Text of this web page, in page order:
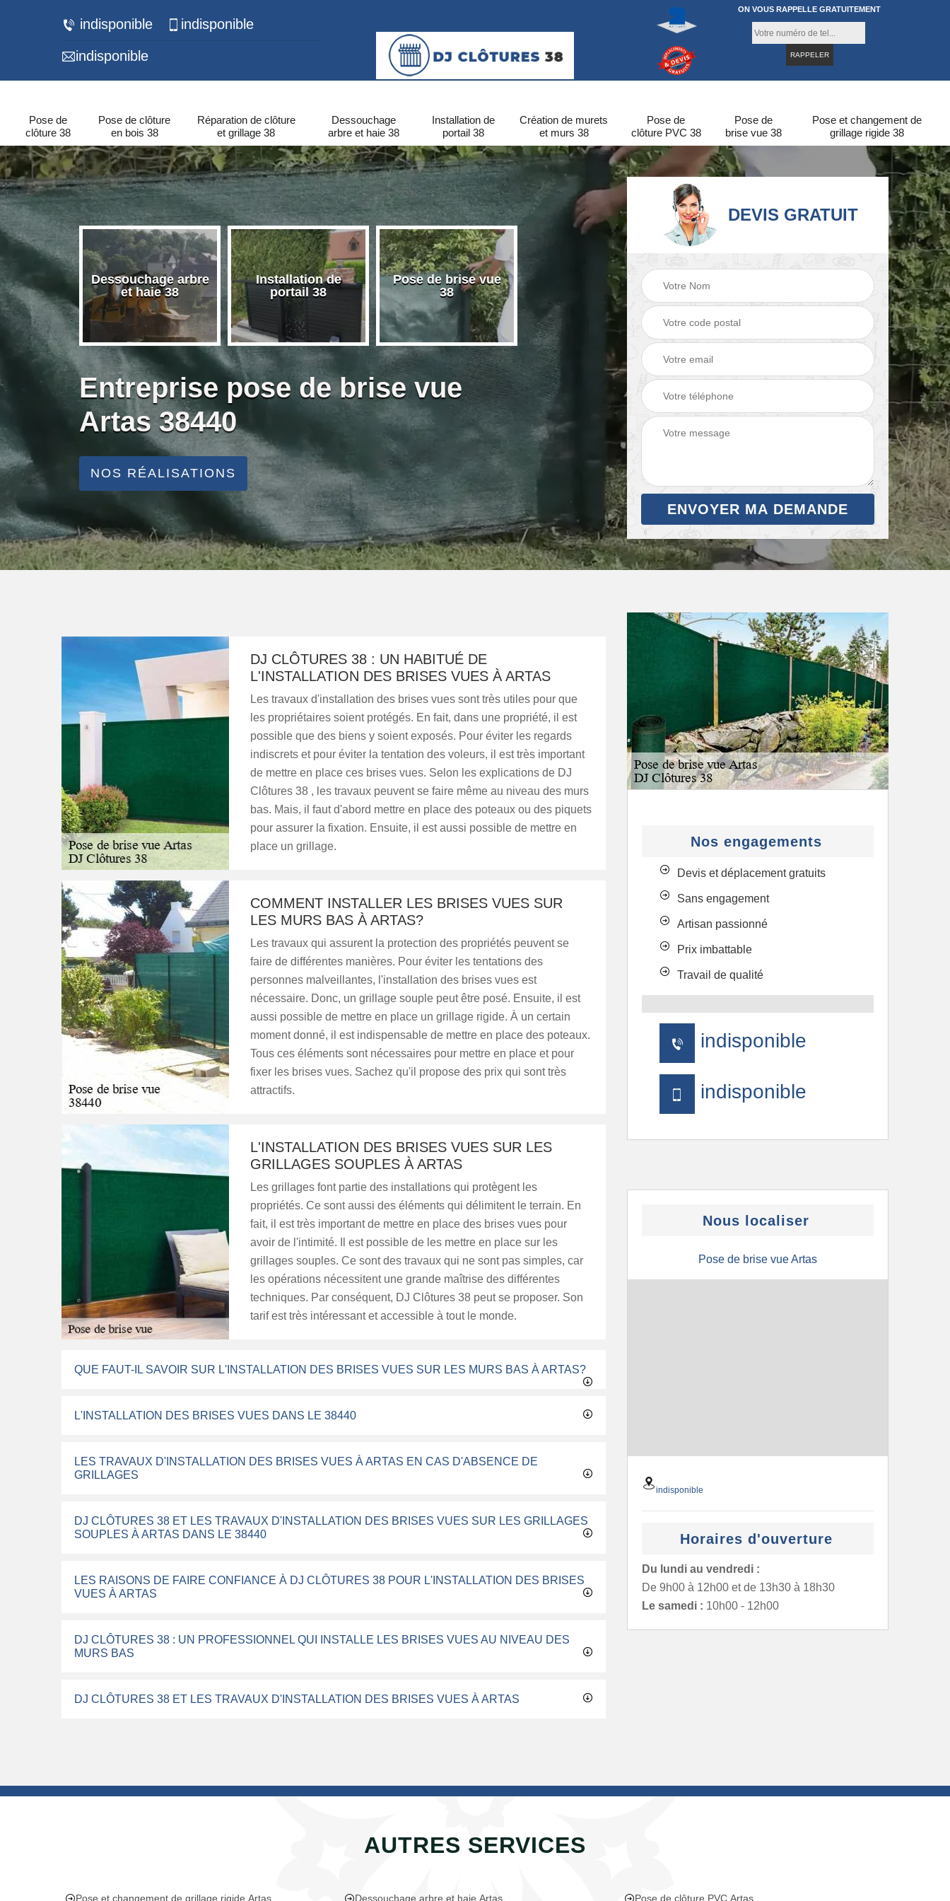
indisponible indisponible
indisponible
ON VOUS RAPPELLE GRATUITEMENT
Pose de
clôture 38
Pose de clôture
en bois 38
Réparation de clôture
et grillage 38
Dessouchage
arbre et haie 38
Installation de
portail 38
Création de murets
et murs 38
Pose de
clôture PVC 38
Pose de
brise vue 38
Pose et changement de
grillage rigide 38
murets
38
Dessouchage arbre
et haie 38
Installation de
portail 38
Pose de brise vue
38
Pose de clôture
PVC 38
Pose de clôture 38
Pose de clôture en
bois 38
Entreprise pose de brise vue
Artas 38440
NOS RÉALISATIONS
DEVIS GRATUIT
DJ CLÔTURES 38 : UN HABITUÉ DE
L'INSTALLATION DES BRISES VUES À ARTAS
Les travaux d'installation des brises vues sont très utiles pour que
les propriétaires soient protégés. En fait, dans une propriété, il est
possible que des biens y soient exposés. Pour éviter les regards
indiscrets et pour éviter la tentation des voleurs, il est très important
de mettre en place ces brises vues. Selon les explications de DJ
Clôtures 38 , les travaux peuvent se faire même au niveau des murs
bas. Mais, il faut d'abord mettre en place des poteaux ou des piquets
pour assurer la fixation. Ensuite, il est aussi possible de mettre en
place un grillage.
COMMENT INSTALLER LES BRISES VUES SUR
LES MURS BAS À ARTAS?
Les travaux qui assurent la protection des propriétés peuvent se
faire de différentes manières. Pour éviter les tentations des
personnes malveillantes, l'installation des brises vues est
nécessaire. Donc, un grillage souple peut être posé. Ensuite, il est
aussi possible de mettre en place un grillage rigide. À un certain
moment donné, il est indispensable de mettre en place des poteaux.
Tous ces éléments sont nécessaires pour mettre en place et pour
fixer les brises vues. Sachez qu'il propose des prix qui sont très
attractifs.
L'INSTALLATION DES BRISES VUES SUR LES
GRILLAGES SOUPLES À ARTAS
Les grillages font partie des installations qui protègent les
propriétés. Ce sont aussi des éléments qui délimitent le terrain. En
fait, il est très important de mettre en place des brises vues pour
avoir de l'intimité. Il est possible de les mettre en place sur les
grillages souples. Ce sont des travaux qui ne sont pas simples, car
les opérations nécessitent une grande maîtrise des différentes
techniques. Par conséquent, DJ Clôtures 38 peut se proposer. Son
tarif est très intéressant et accessible à tout le monde.
QUE FAUT-IL SAVOIR SUR L'INSTALLATION DES BRISES VUES SUR LES MURS BAS À ARTAS?
L'INSTALLATION DES BRISES VUES DANS LE 38440
LES TRAVAUX D'INSTALLATION DES BRISES VUES À ARTAS EN CAS D'ABSENCE DE
GRILLAGES
DJ CLÔTURES 38 ET LES TRAVAUX D'INSTALLATION DES BRISES VUES SUR LES GRILLAGES
SOUPLES À ARTAS DANS LE 38440
LES RAISONS DE FAIRE CONFIANCE À DJ CLÔTURES 38 POUR L'INSTALLATION DES BRISES
VUES À ARTAS
DJ CLÔTURES 38 : UN PROFESSIONNEL QUI INSTALLE LES BRISES VUES AU NIVEAU DES
MURS BAS
DJ CLÔTURES 38 ET LES TRAVAUX D'INSTALLATION DES BRISES VUES À ARTAS
Nos engagements
Devis et déplacement gratuits
Sans engagement
Artisan passionné
Prix imbattable
Travail de qualité
indisponible
indisponible
Nous localiser
Pose de brise vue Artas
indisponible
Horaires d'ouverture
Du lundi au vendredi :
De 9h00 à 12h00 et de 13h30 à 18h30
Le samedi : 10h00 - 12h00
AUTRES SERVICES
Pose et changement de grillage rigide Artas Dessouchage arbre et haie Artas Pose de clôture PVC Artas